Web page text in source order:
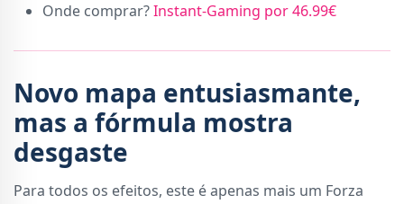
Onde comprar?Instant-Gaming por 46.99€
Novo mapa entusiasmante,
mas a fórmula mostra
desgaste
Para todos os efeitos, este é apenas mais um Forza